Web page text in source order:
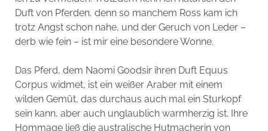
Duft von Pferden, denn so manchem Ross kam ich
trotz Angst schon nahe, und der Geruch von Leder –
derb wie fein – ist mir eine besondere Wonne.
Das Pferd, dem Naomi Goodsir ihren Duft Equus
Corpus widmet, ist ein weißer Araber mit einem
wilden Gemüt, das durchaus auch mal ein Sturkopf
sein kann, aber auch unglaublich warmherzig ist. Ihre
Hommage ließ die australische Hutmacherin von